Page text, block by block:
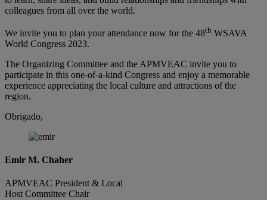
colleagues from all over the world.
We invite you to plan your attendance now for the 48th WSAVA
World Congress 2023.
The Organizing Committee and the APMVEAC invite you to
participate in this one-of-a-kind Congress and enjoy a memorable
experience appreciating the local culture and attractions of the
region.
Obrigado,
Emir M. Chaher
APMVEAC President & Local
Host Committee Chair